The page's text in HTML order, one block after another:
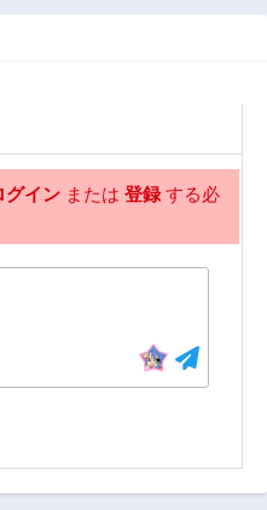
第19話
2年前
2年前
ようと思います
グイン または 登録する必